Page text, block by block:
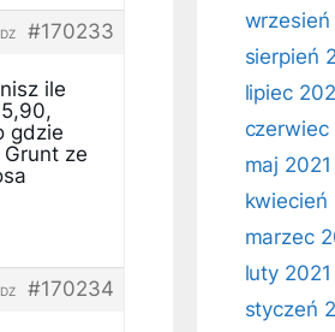
#170233
ile
gdzie
ze
#170234
wrzesień
sierpień
lipiec
czerwiec
maj 2021
kwiecień
marzec
luty 2021
styczeń